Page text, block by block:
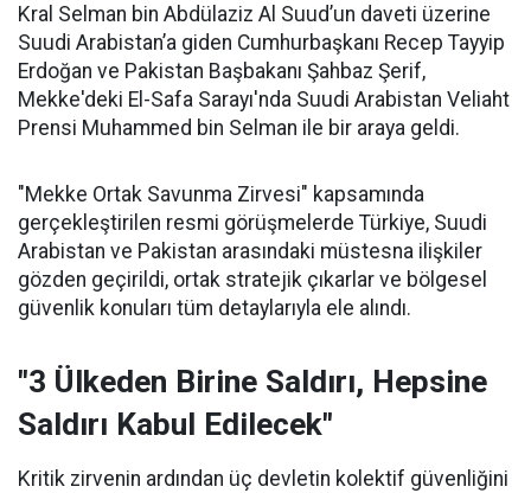
Kral Selman bin Abdülaziz Al Suud’un daveti üzerine
Suudi Arabistan’a giden Cumhurbaşkanı Recep Tayyip
Erdoğan ve Pakistan Başbakanı Şahbaz Şerif,
Mekke'deki El-Safa Sarayı'nda Suudi Arabistan Veliaht
Prensi Muhammed bin Selman ile bir araya geldi.
"Mekke Ortak Savunma Zirvesi" kapsamında
gerçekleştirilen resmi görüşmelerde Türkiye, Suudi
Arabistan ve Pakistan arasındaki müstesna ilişkiler
gözden geçirildi, ortak stratejik çıkarlar ve bölgesel
güvenlik konuları tüm detaylarıyla ele alındı.
"3 Ülkeden Birine Saldırı, Hepsine
Saldırı Kabul Edilecek"
Kritik zirvenin ardından üç devletin kolektif güvenliğini